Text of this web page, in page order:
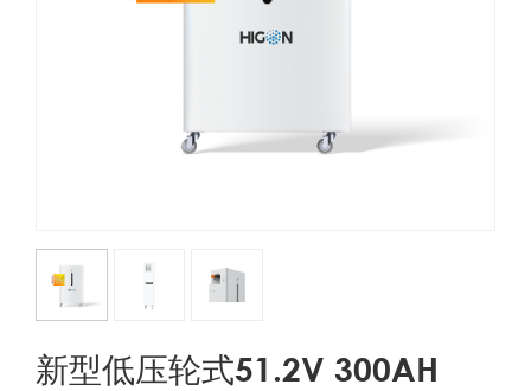
新型低压轮式51.2V 300AH